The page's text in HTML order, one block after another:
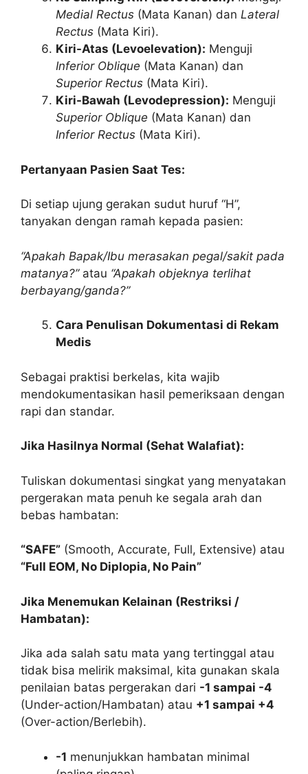
Medial Rectus (Mata Kanan) dan Lateral
Rectus (Mata Kiri).
Kiri-Atas (Levoelevation): Menguji
Inferior Oblique (Mata Kanan) dan
Superior Rectus (Mata Kiri).
Kiri-Bawah (Levodepression): Menguji
Superior Oblique (Mata Kanan) dan
Inferior Rectus (Mata Kiri).
Pertanyaan Pasien Saat Tes:
Di setiap ujung gerakan sudut huruf “H”,
tanyakan dengan ramah kepada pasien:
“Apakah Bapak/Ibu merasakan pegal/sakit pada
matanya?”atau “Apakah objeknya terlihat
berbayang/ganda?”
Cara Penulisan Dokumentasi di Rekam
Medis
Sebagai praktisi berkelas, kita wajib
mendokumentasikan hasil pemeriksaan dengan
rapi dan standar.
Jika Hasilnya Normal (Sehat Walafiat):
Tuliskan dokumentasi singkat yang menyatakan
pergerakan mata penuh ke segala arah dan
bebas hambatan:
“SAFE” (Smooth, Accurate, Full, Extensive) atau
“Full EOM, No Diplopia, No Pain”
Jika Menemukan Kelainan (Restriksi /
Hambatan):
Jika ada salah satu mata yang tertinggal atau
tidak bisa melirik maksimal, kita gunakan skala
penilaian batas pergerakan dari -1 sampai -4
(Under-action/Hambatan) atau +1 sampai +4
(Over-action/Berlebih).
-1 menunjukkan hambatan minimal